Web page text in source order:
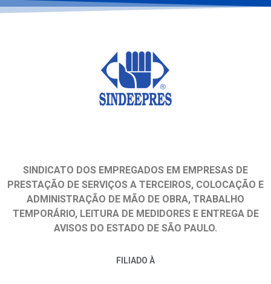
SINDICATO DOS EMPREGADOS EM EMPRESAS DE
PRESTAÇÃO DE SERVIÇOS A TERCEIROS, COLOCAÇÃO E
ADMINISTRAÇÃO DE MÃO DE OBRA, TRABALHO
TEMPORÁRIO, LEITURA DE MEDIDORES E ENTREGA DE
AVISOS DO ESTADO DE SÃO PAULO.
FILIADO À